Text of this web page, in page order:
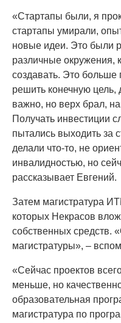
«Стартапы были, я
стартапы умирали,
новые идеи. Это были
различные окружения,
создавать. Это больше
решить конечную цель,
важно, но верх брал,
Получать инвестиции
пытались выходить за
делали что-то, не
инвалидностью, но
рассказывает Евгений.
Затем магистратура
которых Некрасов
собственных средств.
магистратуры», –
«Сейчас проектов
меньше, но
образовательная
магистратура по